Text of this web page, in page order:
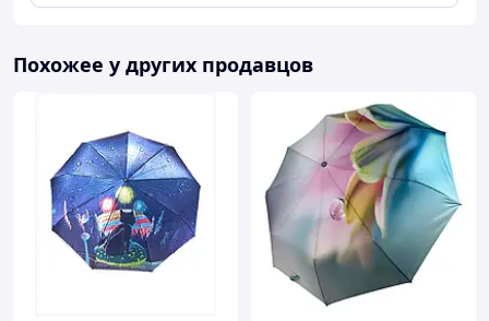
Похожее у других продавцов